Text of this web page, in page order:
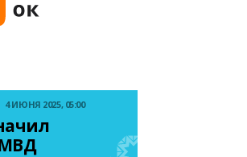
4 ИЮНЯ 2025, 05:00